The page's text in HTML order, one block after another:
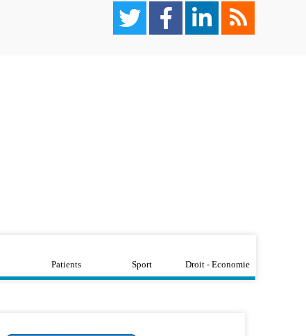
Patients Sport Droit - Economie